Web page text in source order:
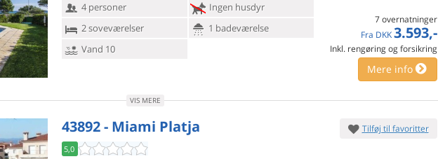
4 personer
Ingen husdyr
2 soveværelser
1 badeværelse
Vand 10
7 overnatninger
Fra DKK 3.593,-
Inkl. rengøring og forsikring
Mere info
VIS MERE
43892 - Miami Platja
5,0
Tilføj til favoritter